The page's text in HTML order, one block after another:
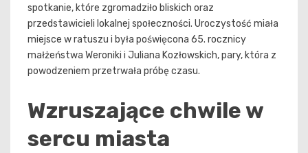
spotkanie, które zgromadziło bliskich oraz
przedstawicieli lokalnej społeczności. Uroczystość miała
miejsce w ratuszu i była poświęcona 65. rocznicy
małżeństwa Weroniki i Juliana Kozłowskich, pary, która z
powodzeniem przetrwała próbę czasu.
Wzruszające chwile w
sercu miasta